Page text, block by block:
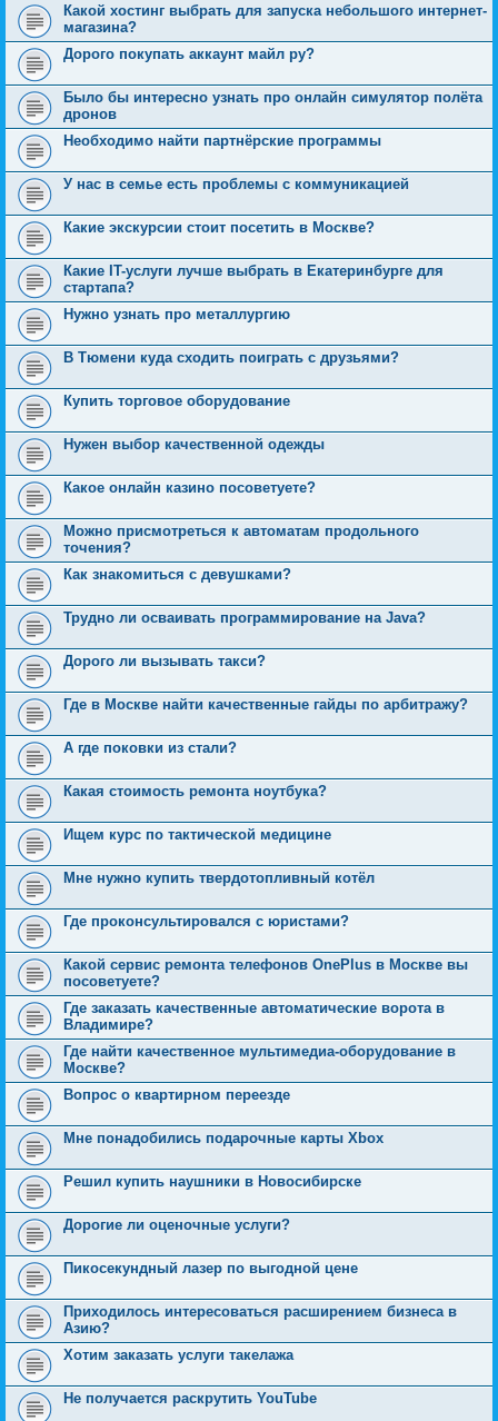
Какой хостинг выбрать для запуска небольшого интернет-
магазина?
Дорого покупать аккаунт майл ру?
Было бы интересно узнать про онлайн симулятор полёта
дронов
Необходимо найти партнёрские программы
У нас в семье есть проблемы с коммуникацией
Какие экскурсии стоит посетить в Москве?
Какие IT-услуги лучше выбрать в Екатеринбурге для
стартапа?
Нужно узнать про металлургию
В Тюмени куда сходить поиграть с друзьями?
Купить торговое оборудование
Нужен выбор качественной одежды
Какое онлайн казино посоветуете?
Можно присмотреться к автоматам продольного
точения?
Как знакомиться с девушками?
Трудно ли осваивать программирование на Java?
Дорого ли вызывать такси?
Где в Москве найти качественные гайды по арбитражу?
А где поковки из стали?
Какая стоимость ремонта ноутбука?
Ищем курс по тактической медицине
Мне нужно купить твердотопливный котёл
Где проконсультировался с юристами?
Какой сервис ремонта телефонов OnePlus в Москве вы
посоветуете?
Где заказать качественные автоматические ворота в
Владимире?
Где найти качественное мультимедиа-оборудование в
Москве?
Вопрос о квартирном переезде
Мне понадобились подарочные карты Xbox
Решил купить наушники в Новосибирске
Дорогие ли оценочные услуги?
Пикосекундный лазер по выгодной цене
Приходилось интересоваться расширением бизнеса в
Азию?
Хотим заказать услуги такелажа
Не получается раскрутить YouTube